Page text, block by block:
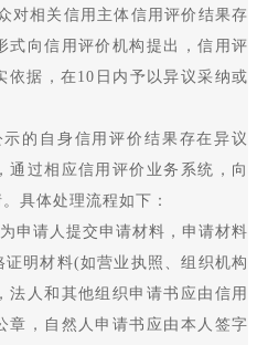
相关信用主体信用评价结果存
式向信用评价机构提出，信用评
依据，在10日内予以异议采纳或
自身信用评价结果存在异议
通过相应信用评价业务系统，向
具体处理流程如下：
请人提交申请材料，申请材料
明材料(如营业执照、组织机构
法人和其他组织申请书应由信用
章，自然人申请书应由本人签字